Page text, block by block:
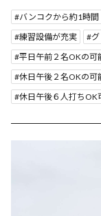
バンコクから約1時間
練習設備が充実
平日午前２名OKの可
休日午後２名OKの可
休日午後６人打ちOK